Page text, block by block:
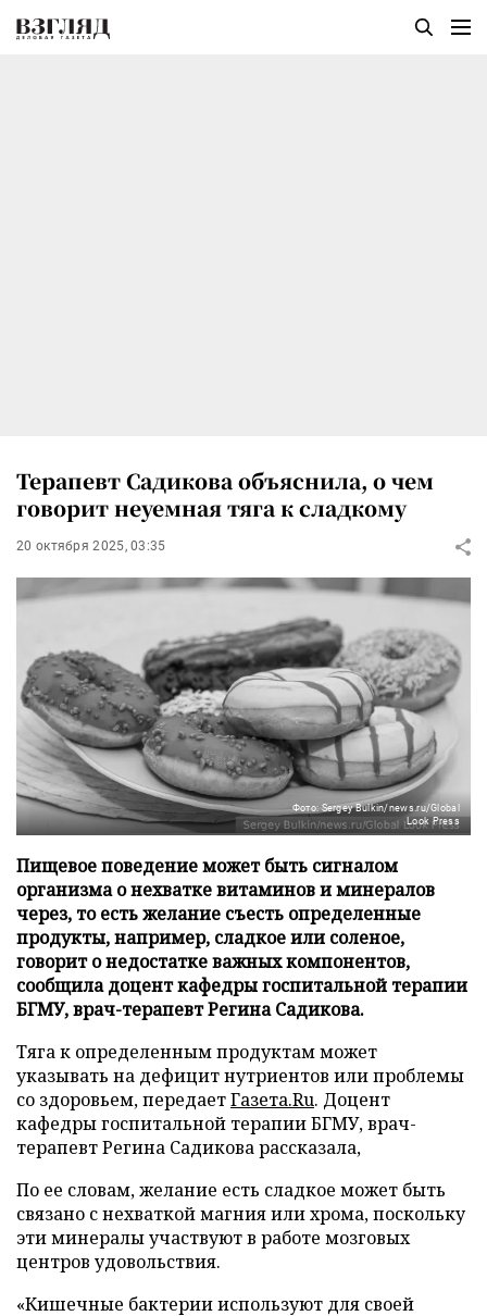
Терапевт Садикова объяснила, о чем
говорит неуемная тяга к сладкому
20 октября 2025, 03:35
Фото: Sergey Bulkin/news.ru/Global
Look Press
Пищевое поведение может быть сигналом
организма о нехватке витаминов и минералов
через, то есть желание съесть определенные
продукты, например, сладкое или соленое,
говорит о недостатке важных компонентов,
сообщила доцент кафедры госпитальной терапии
БГМУ, врач-терапевт Регина Садикова.
Тяга к определенным продуктам может
указывать на дефицит нутриентов или проблемы
со здоровьем, передаетГазета.Ru. Доцент
кафедры госпитальной терапии БГМУ, врач-
терапевт Регина Садикова рассказала,
По ее словам, желание есть сладкое может быть
связано с нехваткой магния или хрома, поскольку
эти минералы участвуют в работе мозговых
центров удовольствия.
«Кишечные бактерии используют для своей